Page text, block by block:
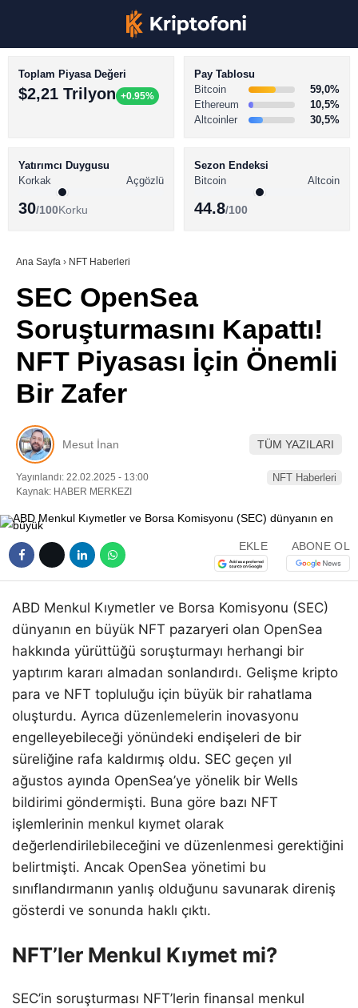
TikTok
BİTCOİN HABERLERİ
ALTCOİN HABERLERİ
SÖZLÜK
Toplam Piyasa Değeri
$2,21 Trilyon +0.95%
Pay Tablosu
Bitcoin
59,0%
Ethereum
10,5%
Altcoinler
30,5%
Yatırımcı Duygusu
Korkak
Açgözlü
30/100Korku
Sezon Endeksi
Bitcoin
Altcoin
44.8/100
Ana Sayfa › NFT Haberleri
SEC OpenSea
Soruşturmasını Kapattı!
NFT Piyasası İçin Önemli
Bir Zafer
Mesut İnan TÜM YAZILARI
Yayınlandı: 22.02.2025 - 13:00
Kaynak: HABER MERKEZI
NFT Haberleri
EKLE ABONE OL
ABD Menkul Kıymetler ve Borsa Komisyonu (SEC)
dünyanın en büyük NFT pazaryeri olan OpenSea
hakkında yürüttüğü soruşturmayı herhangi bir
yaptırım kararı almadan sonlandırdı. Gelişme kripto
para ve NFT topluluğu için büyük bir rahatlama
oluşturdu. Ayrıca düzenlemelerin inovasyonu
engelleyebileceği yönündeki endişeleri de bir
süreliğine rafa kaldırmış oldu. SEC geçen yıl
ağustos ayında OpenSea’ye yönelik bir Wells
bildirimi göndermişti. Buna göre bazı NFT
işlemlerinin menkul kıymet olarak
değerlendirilebileceğini ve düzenlenmesi gerektiğini
belirtmişti. Ancak OpenSea yönetimi bu
sınıflandırmanın yanlış olduğunu savunarak direniş
gösterdi ve sonunda haklı çıktı.
NFT’ler Menkul Kıymet mi?
SEC’in soruşturması NFT’lerin finansal menkul